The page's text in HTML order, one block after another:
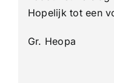
Hopelijk tot een
Gr. Heopa